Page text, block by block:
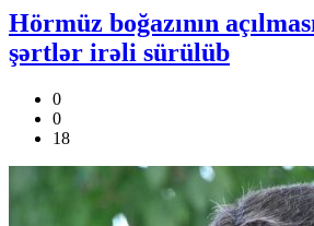
Hörmüz boğazının
şərtlər irəli sürülüb
0
0
18